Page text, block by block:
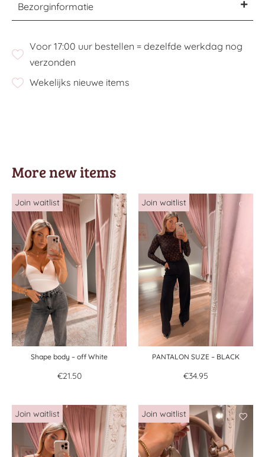
Bezorginformatie
Voor 17:00 uur bestellen = dezelfde werkdag nog
verzonden
Wekelijks nieuwe items
More new items
Shape body – off White
€21.50
PANTALON SUZE – BLACK
€34.95